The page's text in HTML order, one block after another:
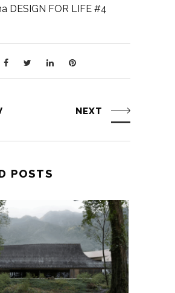
DESIGN FOR LIFE #4
NEXT
POSTS